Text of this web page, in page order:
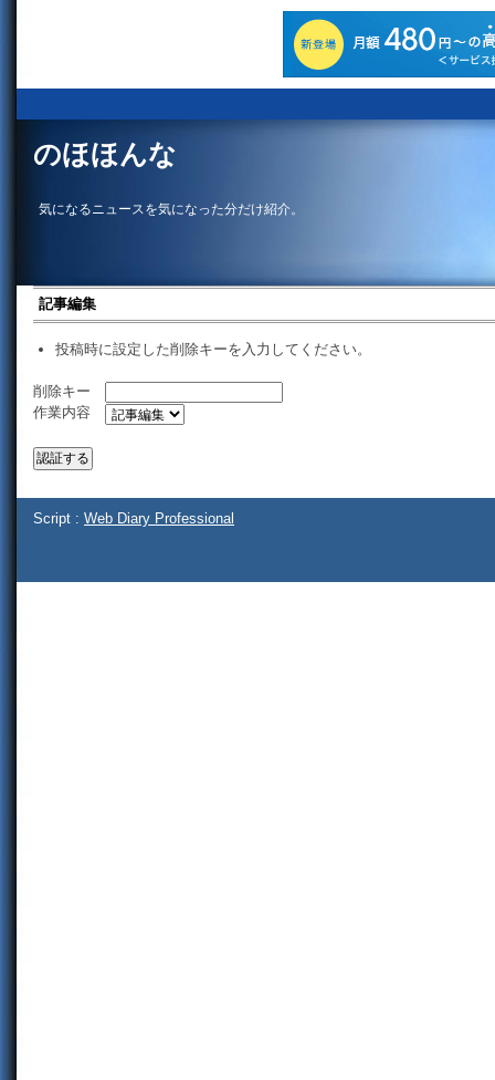
のほほんな
気になるニュースを気になった分だけ紹介。
記事編集
投稿時に設定した削除キーを入力してください。
削除キー
作業内容
Script : Web Diary Professional